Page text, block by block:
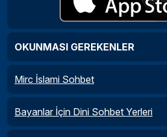
OKUNMASI GEREKENLER
Mirc İslami Sohbet
Bayanlar İçin Dini Sohbet Yerleri